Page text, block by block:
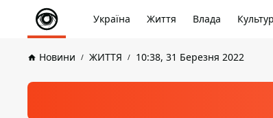
Україна Життя Влада
Новини ЖИТТЯ 10:38, 31 Березня 2022